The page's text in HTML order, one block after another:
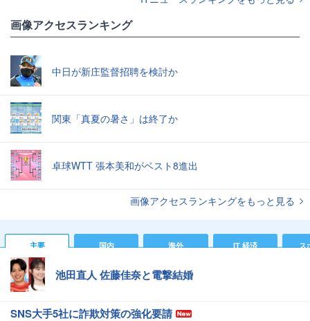
画像アクセスランキング
中日が新庄監督招聘を検討か
関東「真夏の暑さ」は終了か
卓球WTT 張本美和がベスト8進出
画像アクセスランキングをもっと見る
主要 国内 海外 IT 経済 ス
池田直人 佐藤佳奈と電撃結婚
SNS大手5社に詐欺対策の強化要請